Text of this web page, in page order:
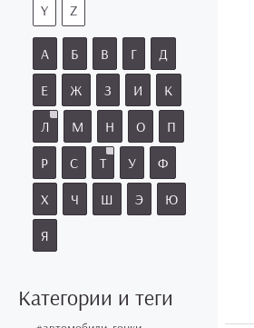
Y
Z
А Б В Г
Д
Е
Ж З И
К
Л
М Н О
П
Р
С Т У
Ф
Х
Ч Ш Э
Ю
Я
Категории и теги